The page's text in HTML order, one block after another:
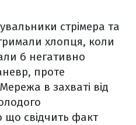
стрімера та
хлопця, коли
б негативно
проте
в захваті від
що свідчить факт